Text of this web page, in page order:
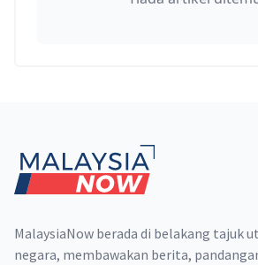
MalaysiaNow berada di belakang tajuk
negara, membawakan berita,